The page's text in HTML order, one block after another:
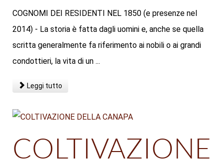
COGNOMI DEI RESIDENTI NEL 1850 (e presenze nel
2014) - La storia è fatta dagli uomini e, anche se quella
scritta generalmente fa riferimento ai nobili o ai grandi
condottieri, la vita di un ...
Leggi tutto
COLTIVAZIONE